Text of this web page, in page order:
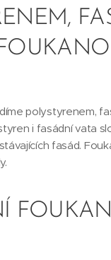
polystyrenem,
i fasádní vata
fasád.